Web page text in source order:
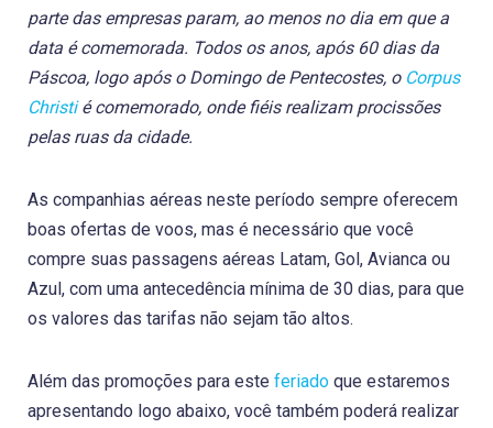
parte das empresas param, ao menos no dia em que a
data é comemorada. Todos os anos, após 60 dias da
Páscoa, logo após o Domingo de Pentecostes, o Corpus
Christié comemorado, onde fiéis realizam procissões
pelas ruas da cidade.
As companhias aéreas neste período sempre oferecem
boas ofertas de voos, mas é necessário que você
compre suas passagens aéreas Latam, Gol, Avianca ou
Azul, com uma antecedência mínima de 30 dias, para que
os valores das tarifas não sejam tão altos.
Além das promoções para este feriado que estaremos
apresentando logo abaixo, você também poderá realizar